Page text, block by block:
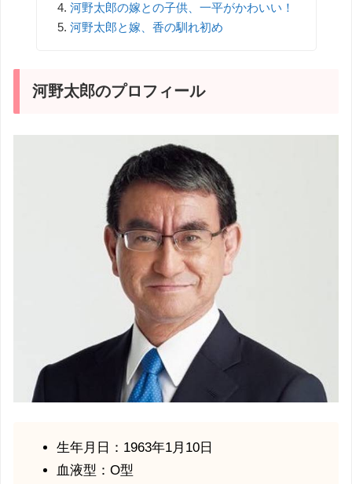
河野太郎の嫁との子供、一平がかわいい！
河野太郎と嫁、香の馴れ初め
河野太郎のプロフィール
生年月日：1963年1月10日
血液型：O型